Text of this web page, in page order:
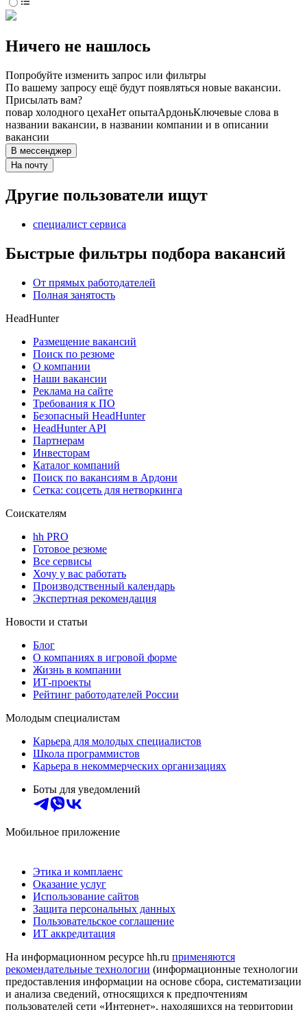
Ничего не нашлось
Попробуйте изменить запрос или фильтры
По вашему запросу ещё будут появляться новые вакансии.
Присылать вам?
повар холодного цехаНет опытаАрдоньКлючевые слова в
названии вакансии, в названии компании и в описании
вакансии
В мессенджер
На почту
Другие пользователи ищут
специалист сервиса
Быстрые фильтры подбора вакансий
От прямых работодателей
Полная занятость
HeadHunter
Размещение вакансий
Поиск по резюме
О компании
Наши вакансии
Реклама на сайте
Требования к ПО
Безопасный HeadHunter
HeadHunter API
Партнерам
Инвесторам
Каталог компаний
Поиск по вакансиям в Ардони
Сетка: соцсеть для нетворкинга
Соискателям
hh PRO
Готовое резюме
Все сервисы
Хочу у вас работать
Производственный календарь
Экспертная рекомендация
Новости и статьи
Блог
О компаниях в игровой форме
Жизнь в компании
ИТ-проекты
Рейтинг работодателей России
Молодым специалистам
Карьера для молодых специалистов
Школа программистов
Карьера в некоммерческих организациях
Боты для уведомлений
Мобильное приложение
Этика и комплаенс
Оказание услуг
Использование сайтов
Защита персональных данных
Пользовательское соглашение
ИТ аккредитация
На информационном ресурсе hh.ru применяются
рекомендательные технологии (информационные технологии
предоставления информации на основе сбора, систематизации
и анализа сведений, относящихся к предпочтениям
пользователей сети «Интернет», находящихся на территории